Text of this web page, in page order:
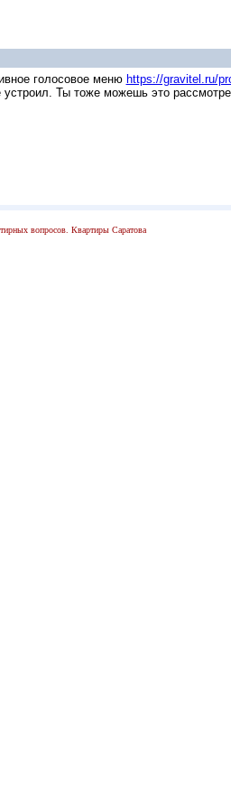
голосовое меню https://gravitel.ru/
Ты тоже можешь это
вопросов. Квартиры Саратова